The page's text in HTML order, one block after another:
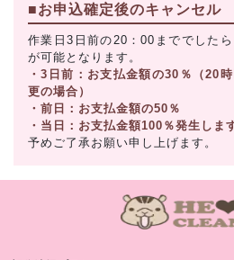
■お申込確定後のキャンセル
作業日3日前の20：00まででした
が可能となります。
・3日前：お支払金額の30％（20
更の場合）
・前日：お支払金額の50％
・当日：お支払金額100％発生しま
予めご了承お願い申し上げます。